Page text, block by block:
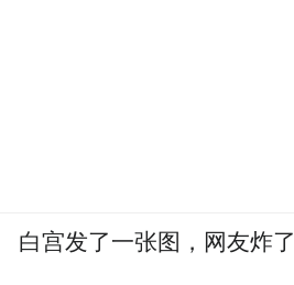
白宫发了一张图，网友炸了